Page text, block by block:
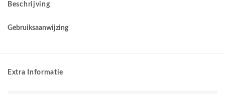
Beschrijving
Gebruiksaanwijzing
Extra Informatie